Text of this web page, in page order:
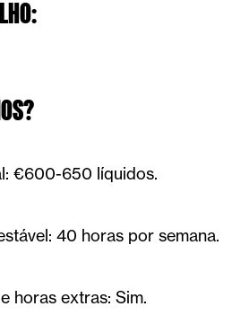
€600-650 líquidos.
40 horas por semana.
horas extras: Sim.